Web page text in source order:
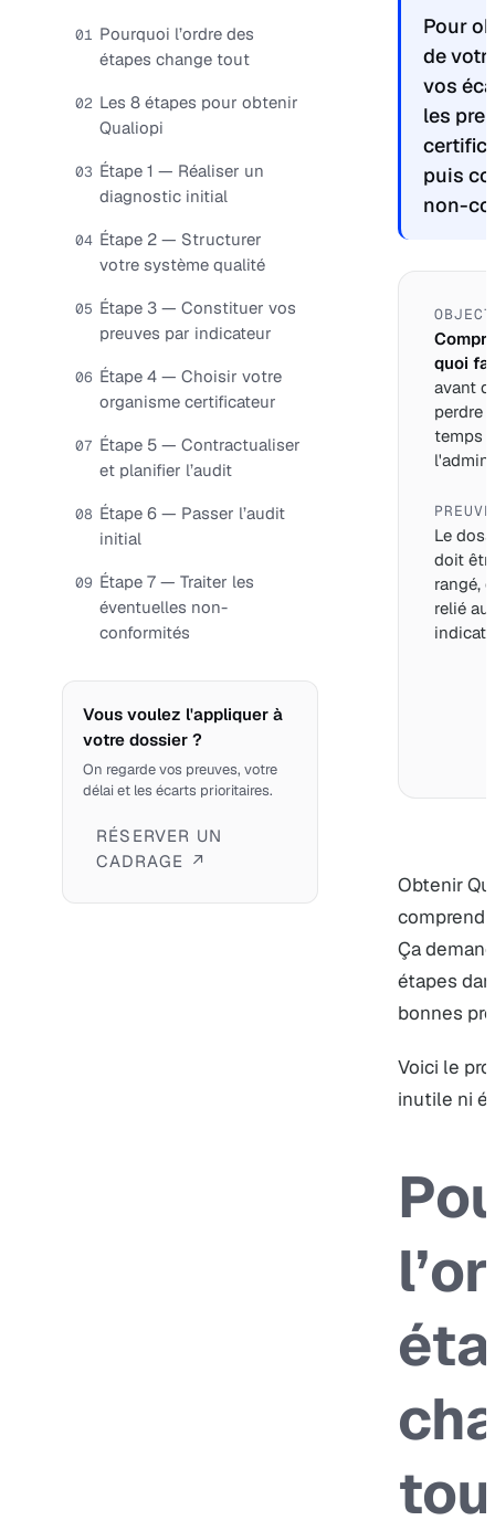
01 Pourquoi l’ordre des
étapes change tout
02 Les 8 étapes pour obtenir
Qualiopi
03 Étape 1 — Réaliser un
diagnostic initial
04 Étape 2 — Structurer
votre système qualité
05 Étape 3 — Constituer vos
preuves par indicateur
06 Étape 4 — Choisir votre
organisme certificateur
07 Étape 5 — Contractualiser
et planifier l’audit
08 Étape 6 — Passer l’audit
initial
09 Étape 7 — Traiter les
éventuelles non-
conformités
Vous voulez l'appliquer à
votre dossier ?
On regarde vos preuves, votre
délai et les écarts prioritaires.
RÉSERVER UN
CADRAGE ↗
Pour
de
vos
les
puis
non-
quoi
avant
perdre
temps
PREUVE
Le
doit
rangé,
relié
Obtenir
Ça
étapes
bonnes
Voici le
inutile ni